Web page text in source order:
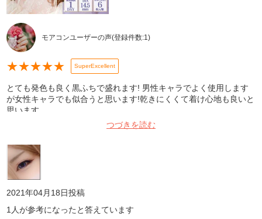
モアコンユーザーの声(登録件数:1)
★★★★★ SuperExcellent
とても発色も良く黒ふちで盛れます! 男性キャラでよく使用します
が女性キャラでも似合うと思います!乾きにくくて着け心地も良いと
思います。
つづきを読む
2021年04月18日投稿
1 人が参考になったと答えています